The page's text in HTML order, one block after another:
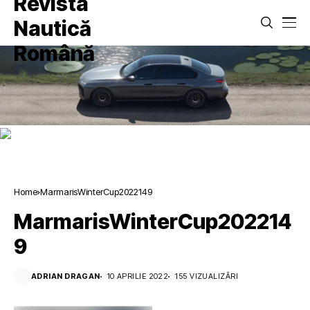
Home MarmarisWinterCup2022149
MarmarisWinterCup202214
9
ADRIAN DRAGAN 10 APRILIE 2022 155 VIZUALIZĂRI